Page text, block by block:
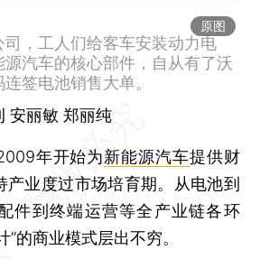
原图
，工人们给客车安装动力电
汽车的核心部件，自从有了沃
签电池销售大单。
安丽敏 郑丽纯
年开始为新能源汽车提供财
产业度过市场培育期。从电池到
件到终端运营等全产业链各环
”的商业模式层出不穷。